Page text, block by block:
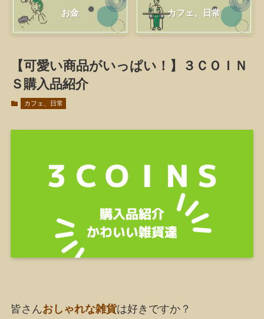
お金 カフェ、日常
【可愛い商品がいっぱい！】３ＣＯＩＮ
Ｓ購入品紹介
カフェ、日常
皆さんおしゃれな雑貨は好きですか？